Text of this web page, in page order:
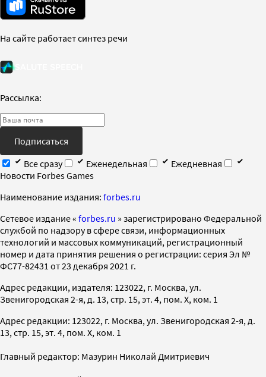
На сайте работает синтез речи
Рассылка:
Подписаться
Все сразу
Еженедельная
Ежедневная
Новости Forbes Games
Наименование издания: forbes.ru
Cетевое издание « forbes.ru » зарегистрировано Федеральной
службой по надзору в сфере связи, информационных
технологий и массовых коммуникаций, регистрационный
номер и дата принятия решения о регистрации: серия Эл №
ФС77-82431 от 23 декабря 2021 г.
Адрес редакции, издателя: 123022, г. Москва, ул.
Звенигородская 2-я, д. 13, стр. 15, эт. 4, пом. X, ком. 1
Адрес редакции: 123022, г. Москва, ул. Звенигородская 2-я, д.
13, стр. 15, эт. 4, пом. X, ком. 1
Главный редактор: Мазурин Николай Дмитриевич